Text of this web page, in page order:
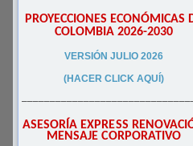
PROYECCIONES ECONÓMICAS
COLOMBIA 2026-2030
VERSIÓN JULIO 2026
(HACER CLICK AQUÍ)
ASESORÍA EXPRESS
MENSAJE CORPORATIVO